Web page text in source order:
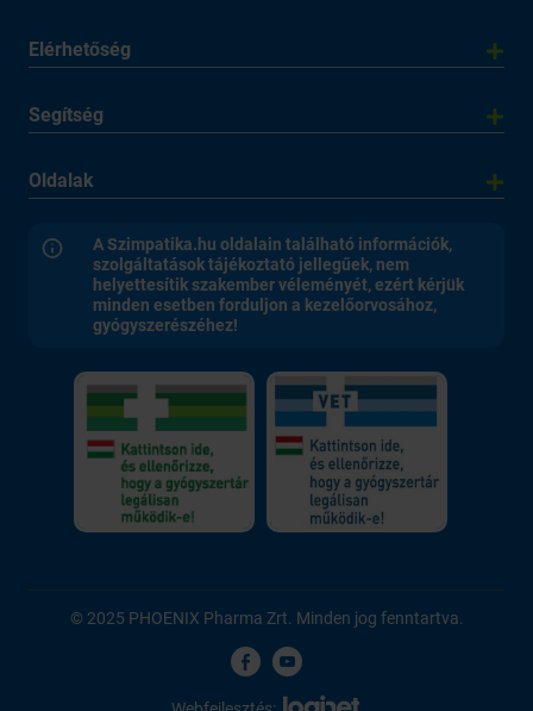
Elérhetőség
Segítség
Oldalak
A Szimpatika.hu oldalain található információk,
szolgáltatások tájékoztató jellegűek, nem
helyettesítik szakember véleményét, ezért kérjük
minden esetben forduljon a kezelőorvosához,
gyógyszerészéhez!
© 2025 PHOENIX Pharma Zrt. Minden jog fenntartva.